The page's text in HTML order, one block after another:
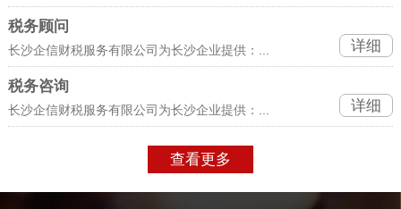
税务顾问
长沙企信财税服务有限公司为长沙企业提供：... 详细
税务咨询
长沙企信财税服务有限公司为长沙企业提供：... 详细
查看更多